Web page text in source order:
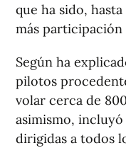
que ha sido,
más
Según ha
pilotos
volar cerca de
asimismo, incluyó
dirigidas a todos